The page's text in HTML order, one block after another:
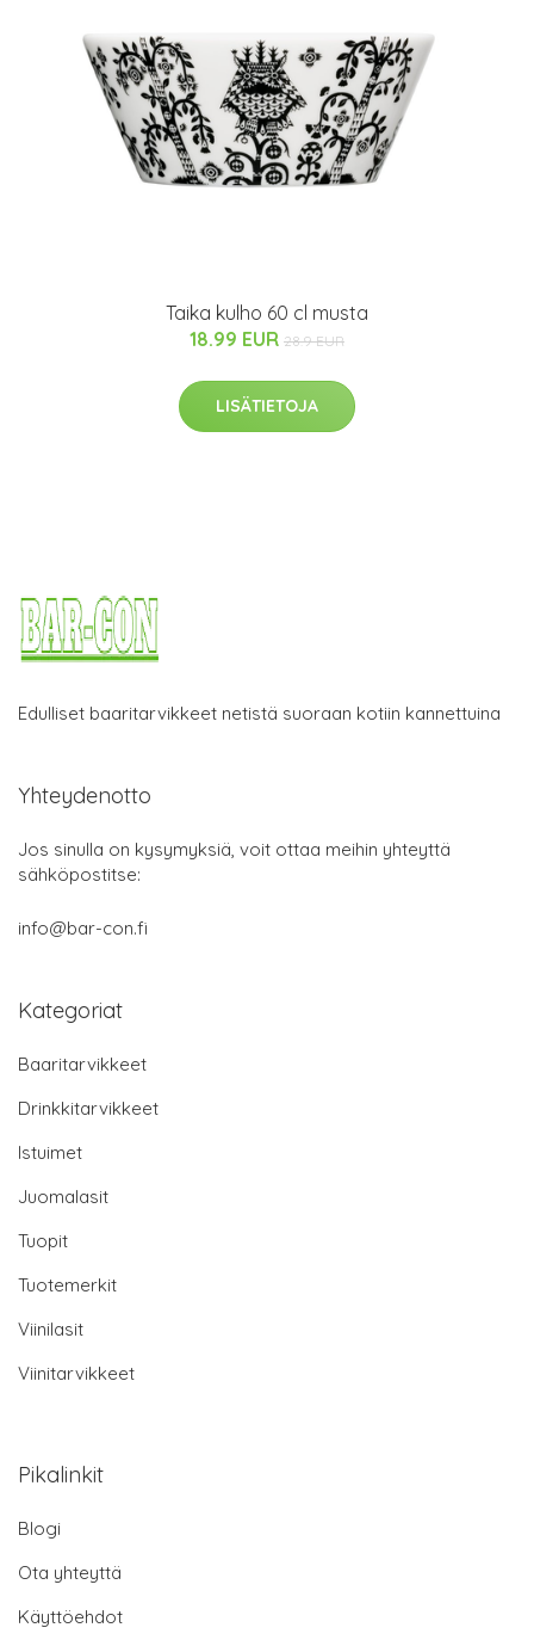
Taika kulho 60 cl musta
18.99 EUR 28.9 EUR
LISÄTIETOJA
Edulliset baaritarvikkeet netistä suoraan kotiin kannettuina
Yhteydenotto
Jos sinulla on kysymyksiä, voit ottaa meihin yhteyttä
sähköpostitse:
info@bar-con.fi
Kategoriat
Baaritarvikkeet
Drinkkitarvikkeet
Istuimet
Juomalasit
Tuopit
Tuotemerkit
Viinilasit
Viinitarvikkeet
Pikalinkit
Blogi
Ota yhteyttä
Käyttöehdot